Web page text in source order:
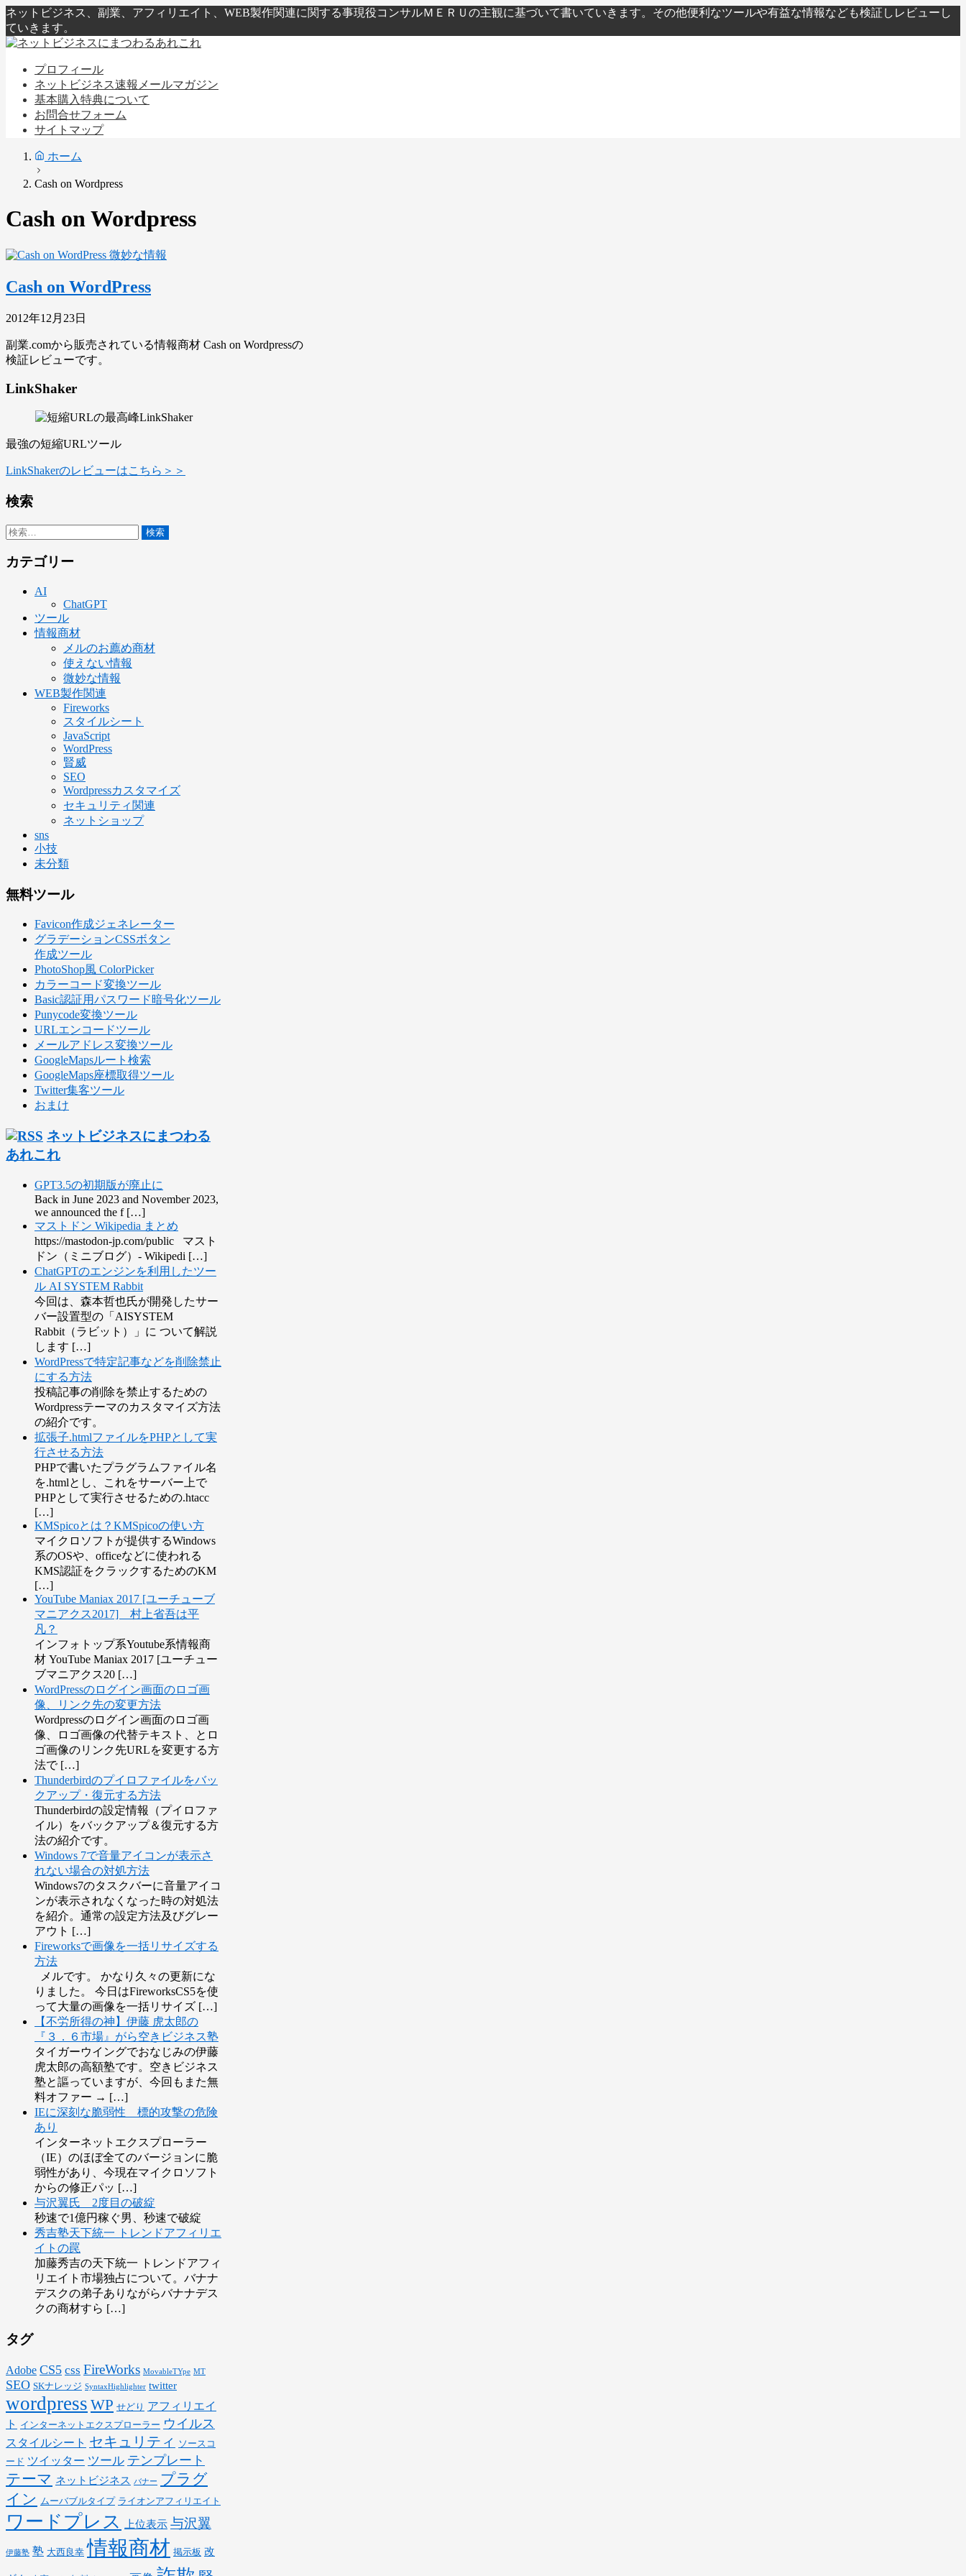
ネットビジネス、副業、アフィリエイト、WEB製作関連に関する事現役コンサルＭＥＲＵの主観に基づいて書いていきます。その他便利なツールや有益な情報なども検証しレビューし
ていきます。
プロフィール
ネットビジネス速報メールマガジン
基本購入特典について
お問合せフォーム
サイトマップ
ホーム
Cash on Wordpress
Cash on Wordpress
微妙な情報
Cash on WordPress
2012年12月23日
副業.comから販売されている情報商材 Cash on Wordpressの
検証レビューです。
LinkShaker
最強の短縮URLツール
LinkShakerのレビューはこちら＞＞
検索
検
カテゴリー
AI
ChatGPT
ツール
情報商材
メルのお薦め商材
使えない情報
微妙な情報
WEB製作関連
Fireworks
スタイルシート
JavaScript
WordPress
賢威
SEO
Wordpressカスタマイズ
セキュリティ関連
ネットショップ
sns
小技
未分類
無料ツール
Favicon作成ジェネレーター
グラデーションCSSボタン
作成ツール
PhotoShop風 ColorPicker
カラーコード変換ツール
Basic認証用パスワード暗号化ツール
Punycode変換ツール
URLエンコードツール
メールアドレス変換ツール
GoogleMapsルート検索
GoogleMaps座標取得ツール
Twitter集客ツール
おまけ
ネットビジネスにまつわる
あれこれ
GPT3.5の初期版が廃止に
Back in June 2023 and November 2023,
we announced the f […]
マストドン Wikipedia まとめ
https://mastodon-jp.com/public マスト
ドン（ミニブログ）- Wikipedi […]
ChatGPTのエンジンを利用したツー
ル AI SYSTEM Rabbit
今回は、森本哲也氏が開発したサー
バー設置型の「AISYSTEM
Rabbit（ラビット）」に ついて解説
します […]
WordPressで特定記事などを削除禁止
にする方法
投稿記事の削除を禁止するための
Wordpressテーマのカスタマイズ方法
の紹介です。
拡張子.htmlファイルをPHPとして実
行させる方法
PHPで書いたプラグラムファイル名
を.htmlとし、これをサーバー上で
PHPとして実行させるための.htacc
[…]
KMSpicoとは？KMSpicoの使い方
マイクロソフトが提供するWindows
系のOSや、officeなどに使われる
KMS認証をクラックするためのKM
[…]
YouTube Maniax 2017 [ユーチューブ
マニアクス2017] 村上省吾は平
凡？
インフォトップ系Youtube系情報商
材 YouTube Maniax 2017 [ユーチュー
ブマニアクス20 […]
WordPressのログイン画面のロゴ画
像、リンク先の変更方法
Wordpressのログイン画面のロゴ画
像、ロゴ画像の代替テキスト、とロ
ゴ画像のリンク先URLを変更する方
法で […]
Thunderbirdのプイロファイルをバッ
クアップ・復元する方法
Thunderbirdの設定情報（プイロファ
イル）をバックアップ＆復元する方
法の紹介です。
Windows 7で音量アイコンが表示さ
れない場合の対処方法
Windows7のタスクバーに音量アイコ
ンが表示されなくなった時の対処法
を紹介。通常の設定方法及びグレー
アウト […]
Fireworksで画像を一括リサイズする
方法
メルです。 かなり久々の更新にな
りました。 今日はFireworksCS5を使
って大量の画像を一括リサイズ […]
【不労所得の神】伊藤 虎太郎の
『３．６市場』がら空きビジネス塾
タイガーウイングでおなじみの伊藤
虎太郎の高額塾です。空きビジネス
塾と謳っていますが、今回もまた無
料オファー → […]
IEに深刻な脆弱性 標的攻撃の危険
あり
インターネットエクスプローラー
（IE）のほぼ全てのバージョンに脆
弱性があり、今現在マイクロソフト
からの修正パッ […]
与沢翼氏 2度目の破綻
秒速で1億円稼ぐ男、秒速で破綻
秀吉塾天下統一 トレンドアフィリエ
イトの罠
加藤秀吉の天下統一 トレンドアフィ
リエイト市場独占について。バナナ
デスクの弟子ありながらバナナデス
クの商材すら […]
タグ
Adobe CS5 css FireWorks MovableTYpe MT
SEO SKナレッジ SyntaxHighlighter twitter
wordpress WP せどり アフィリエイ
ト
インターネットエクスプローラー ウイルス
スタイルシート セキュリティ
ソースコ
ード ツイッター ツール テンプレート
テーマ ネットビジネス バナー プラグ
イン ムーバブルタイプ ライオンアフィリエイト
ワードプレス 上位表示 与沢翼
伊藤塾 塾 大西良幸 情報商材 掲示板 改